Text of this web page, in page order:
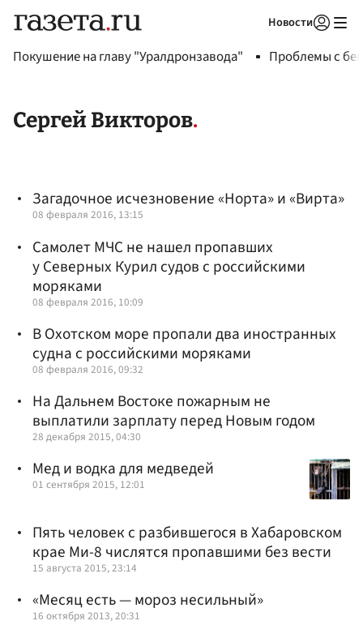
Новости
Покушение на главу "Уралдронзавода" Проблемы с
Сергей Викторов
Загадочное исчезновение «Норта» и «Вирта»
08 февраля 2016, 13:15
Самолет МЧС не нашел пропавших
у Северных Курил судов с российскими
моряками
08 февраля 2016, 10:09
В Охотском море пропали два иностранных
судна с российскими моряками
08 февраля 2016, 09:32
На Дальнем Востоке пожарным не
выплатили зарплату перед Новым годом
28 декабря 2015, 04:30
Мед и водка для медведей
01 сентября 2015, 12:01
Пять человек с разбившегося в Хабаровском
крае Ми-8 числятся пропавшими без вести
15 августа 2015, 23:14
«Месяц есть — мороз несильный»
16 октября 2013, 20:31